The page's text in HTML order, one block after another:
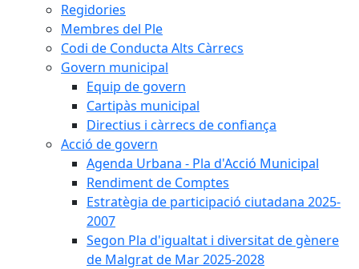
Regidories
Membres del Ple
Codi de Conducta Alts Càrrecs
Govern municipal
Equip de govern
Cartipàs municipal
Directius i càrrecs de confiança
Acció de govern
Agenda Urbana - Pla d'Acció Municipal
Rendiment de Comptes
Estratègia de participació ciutadana 2025-
2007
Segon Pla d'igualtat i diversitat de gènere
de Malgrat de Mar 2025-2028